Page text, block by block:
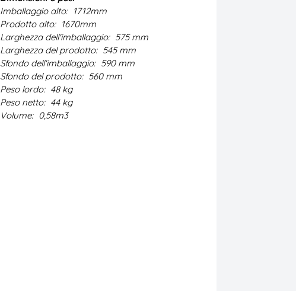
Imballaggio alto: 1712mm
Prodotto alto: 1670mm
Larghezza dell'imballaggio: 575 mm
Larghezza del prodotto: 545 mm
Sfondo dell'imballaggio: 590 mm
Sfondo del prodotto: 560 mm
Peso lordo: 48 kg
Peso netto: 44 kg
Volume: 0,58m3